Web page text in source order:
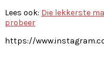
Lees ook: Die lekkerste
probeer
https://